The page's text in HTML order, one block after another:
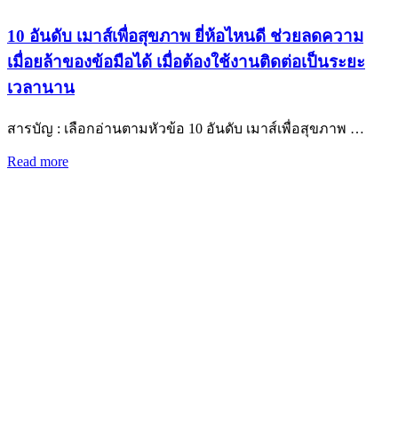
10 อันดับ เมาส์เพื่อสุขภาพ ยี่ห้อไหนดี ช่วยลดความ
เมื่อยล้าของข้อมือได้ เมื่อต้องใช้งานติดต่อเป็นระยะ
เวลานาน
สารบัญ : เลือกอ่านตามหัวข้อ 10 อันดับ เมาส์เพื่อสุขภาพ …
Read more